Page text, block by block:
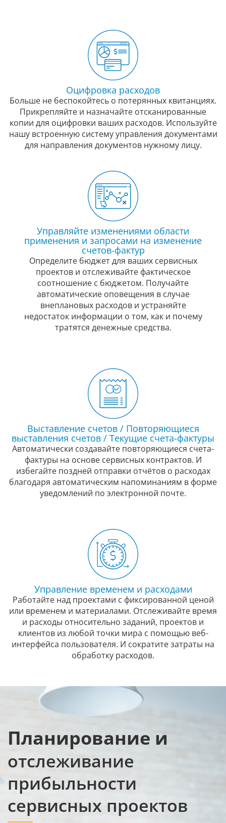
Оцифровка расходов
Больше не беспокойтесь о потерянных квитанциях.
Прикрепляйте и назначайте отсканированные
копии для оцифровки ваших расходов. Используйте
нашу встроенную систему управления документами
для направления документов нужному лицу.
Управляйте изменениями области
применения и запросами на изменение
счетов-фактур
Определите бюджет для ваших сервисных
проектов и отслеживайте фактическое
соотношение с бюджетом. Получайте
автоматические оповещения в случае
внеплановых расходов и устраняйте
недостаток информации о том, как и почему
тратятся денежные средства.
Выставление счетов / Повторяющиеся
выставления счетов / Текущие счета-фактуры
Автоматически создавайте повторяющиеся счета-
фактуры на основе сервисных контрактов. И
избегайте поздней отправки отчётов о расходах
благодаря автоматическим напоминаниям в форме
уведомлений по электронной почте.
Управление временем и расходами
Работайте над проектами с фиксированной ценой
или временем и материалами. Отслеживайте время
и расходы относительно заданий, проектов и
клиентов из любой точки мира с помощью веб-
интерфейса пользователя. И сократите затраты на
обработку расходов.
Планирование и
отслеживание
прибыльности
сервисных проектов